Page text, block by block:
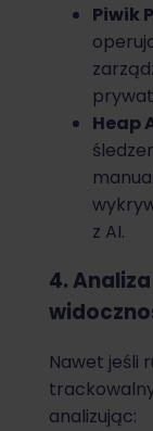
Piwik
Heap
z AI.
4.
Nawet jeśli
analizując: